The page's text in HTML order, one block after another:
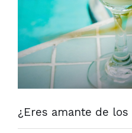
¿Eres amante de